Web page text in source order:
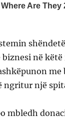
në këtë
me
ngritur një
mbledh